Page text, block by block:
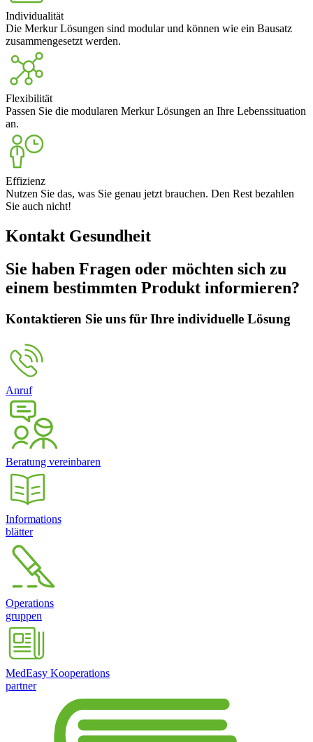
Individualität
Die Merkur Lösungen sind modular und können wie ein Bausatz
zusammengesetzt werden.
Flexibilität
Passen Sie die modularen Merkur Lösungen an Ihre Lebenssituation
an.
Effizienz
Nutzen Sie das, was Sie genau jetzt brauchen. Den Rest bezahlen
Sie auch nicht!
Kontakt Gesundheit
Sie haben Fragen oder möchten sich zu
einem bestimmten Produkt informieren?
Kontaktieren Sie uns für Ihre individuelle Lösung
Anruf
Beratung vereinbaren
Informations
blätter
Operations
gruppen
MedEasy Kooperations
partner